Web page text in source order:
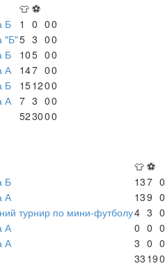
👕 ⚽
Б 1 0 00
"Б"5 3 00
Б 105 00
А 147 00
Б 151200
А 7 3 00
523000
👕 ⚽
Б 137 0
А 139 0
турнир по мини-футболу4 3 0
А 0 0 0
А 3 0 0
33 190